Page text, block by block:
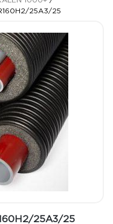
25A3/25
25A3/25